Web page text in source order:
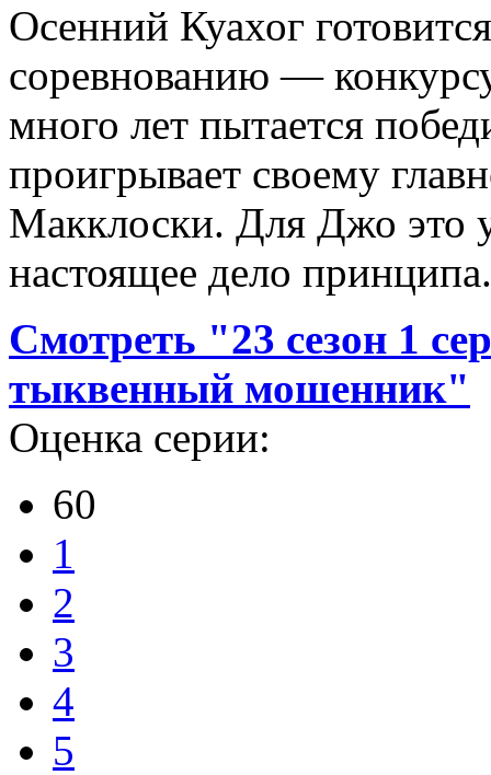
Осенний Куахог
соревнованию —
много лет пытается
проигрывает своему
Макклоски. Для Джо это
настоящее дело принципа.
Смотреть "23 сезон 1
тыквенный мошенник"
Оценка серии:
60
1
2
3
4
5